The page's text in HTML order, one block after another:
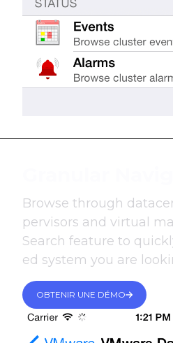
Browse through
pervisors and virtual
Search feature to
ed system you are
OBTENIR UNE DÉMO